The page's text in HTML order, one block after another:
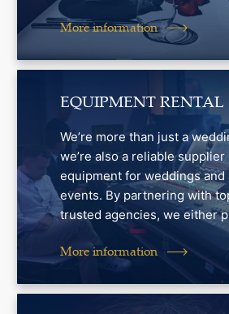
More information
EQUIPMENT RENTAL
We’re more than just a
we’re also a reliable
equipment for weddings and
events. By partnering with
trusted agencies, we either
More information